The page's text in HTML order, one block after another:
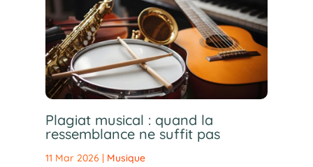
Plagiat musical : quand la
ressemblance ne suffit pas
11 Mar 2026 | Musique